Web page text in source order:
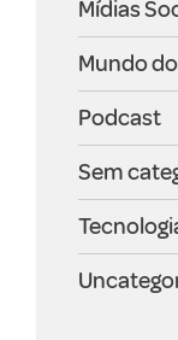
Mídias
Mundo
Podcast
Sem